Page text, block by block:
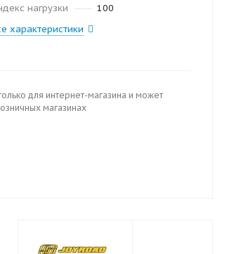
нагрузки
100
характеристики
для интернет-магазина и может
магазинах